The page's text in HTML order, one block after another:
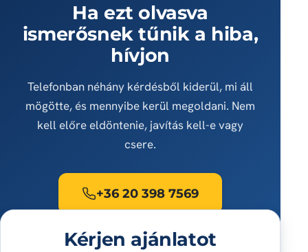
Ha ezt olvasva
ismerősnek tűnik a hiba,
hívjon
Telefonban néhány kérdésből kiderül, mi áll
mögötte, és mennyibe kerül megoldani. Nem
kell előre eldöntenie, javítás kell-e vagy
csere.
+36 20 398 7569
Kérjen ajánlatot